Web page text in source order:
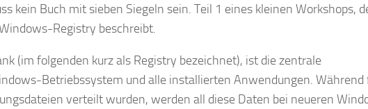
kein Buch mit sieben Siegeln sein. Teil 1 eines kleinen Workshops,
Registry beschreibt.
(im folgenden kurz als Registry bezeichnet), ist die zentrale
Betriebssystem und alle installierten Anwendungen. Während
verteilt wurden, werden all diese Daten bei neueren